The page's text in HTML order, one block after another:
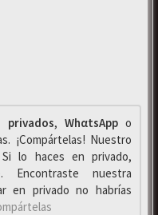
privados, WhαtsAppo
¡Compártelas! Nuestro
lo haces en privado,
Encontraste nuestra
en privado no habrías